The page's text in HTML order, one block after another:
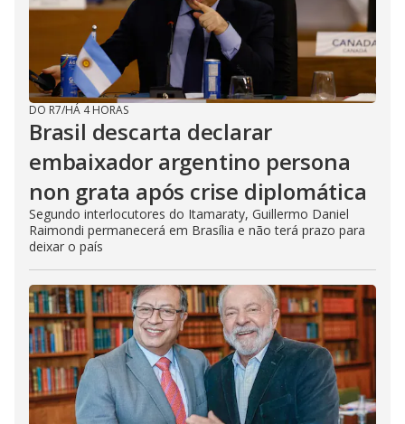
DO R7/HÁ 4 HORAS
Brasil descarta declarar
embaixador argentino persona
non grata após crise diplomática
Segundo interlocutores do Itamaraty, Guillermo Daniel
Raimondi permanecerá em Brasília e não terá prazo para
deixar o país